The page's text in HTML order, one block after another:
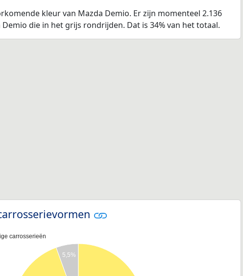
kleur van Mazda Demio. Er zijn momenteel 2.136
die in het grijs rondrijden. Dat is 34% van het totaal.
carrosserieën
5,5%